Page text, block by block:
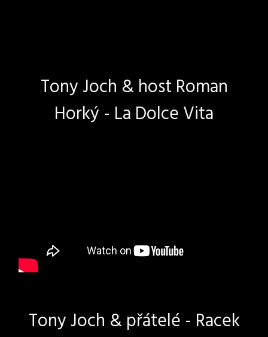
Tony Joch & host Roman
Horký - La Dolce Vita
Tony Joch & přátelé - Racek